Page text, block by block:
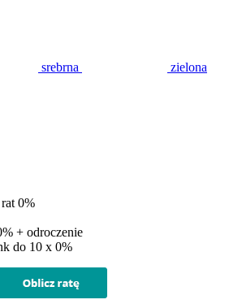
srebrna zielona
0%
+ odroczenie
do 10 x 0%